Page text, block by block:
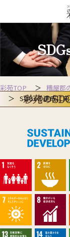
彩
苑
の
SDGs（糟
郡・
市
の
ご
儀・
家
貸
切
斎
場
の
彩
苑）
彩苑TOP 糟屋郡
SDGsの達成に
彩苑の